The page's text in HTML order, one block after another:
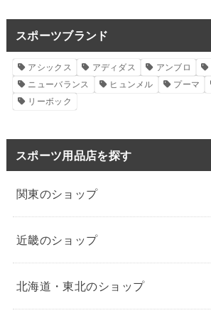
スポーツブランド
アシックス アディダス アンブロ
ニューバランス
ヒュンメル プーマ
リーボック
スポーツ用品店を探す
関東のショップ
近畿のショップ
北海道・東北のショップ